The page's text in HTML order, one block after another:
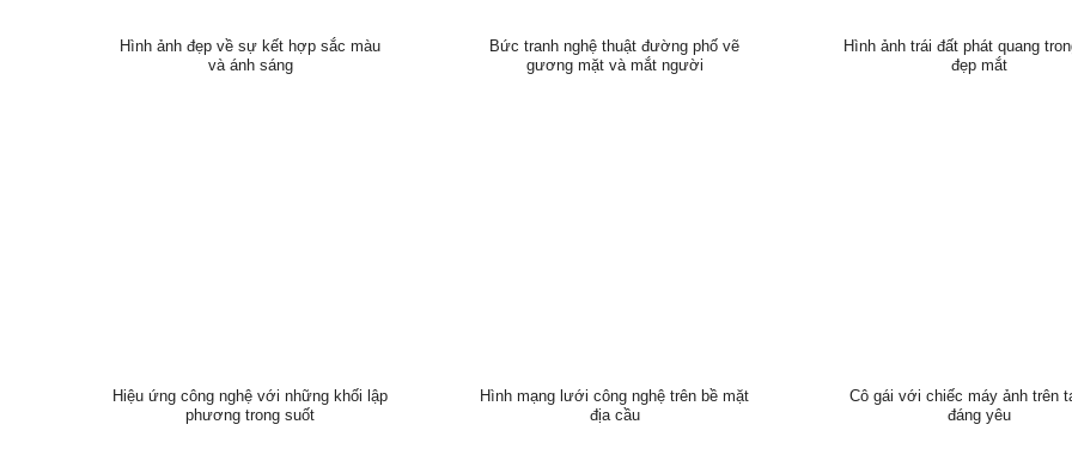
Hình ảnh đẹp về sự kết hợp sắc màu
và ánh sáng
Bức tranh nghệ thuật đường phố vẽ
gương mặt và mắt người
Hình ảnh trái đất phát quang
đẹp mắt
Hiệu ứng công nghệ với những khối lập
phương trong suốt
Hình mạng lưới công nghệ trên bề mặt
địa cầu
Cô gái với chiếc máy ảnh trên
đáng yêu